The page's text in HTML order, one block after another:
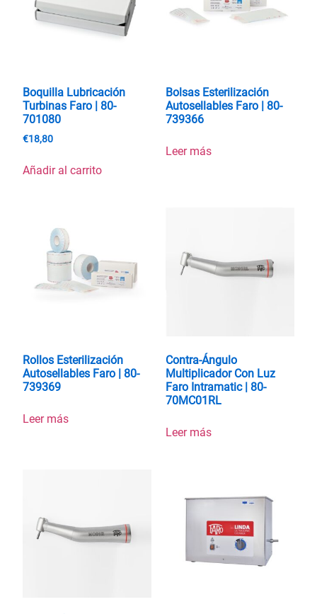
Boquilla Lubricación
Turbinas Faro | 80-
701080
€18,80
Añadir al carrito
Bolsas Esterilización
Autosellables Faro | 80-
739366
Leer más
Rollos Esterilización
Autosellables Faro | 80-
739369
Leer más
Contra-Ángulo
Multiplicador Con Luz
Faro Intramatic | 80-
70MC01RL
Leer más